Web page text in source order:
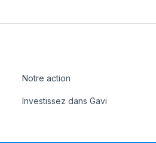
Notre action
Investissez dans Gavi